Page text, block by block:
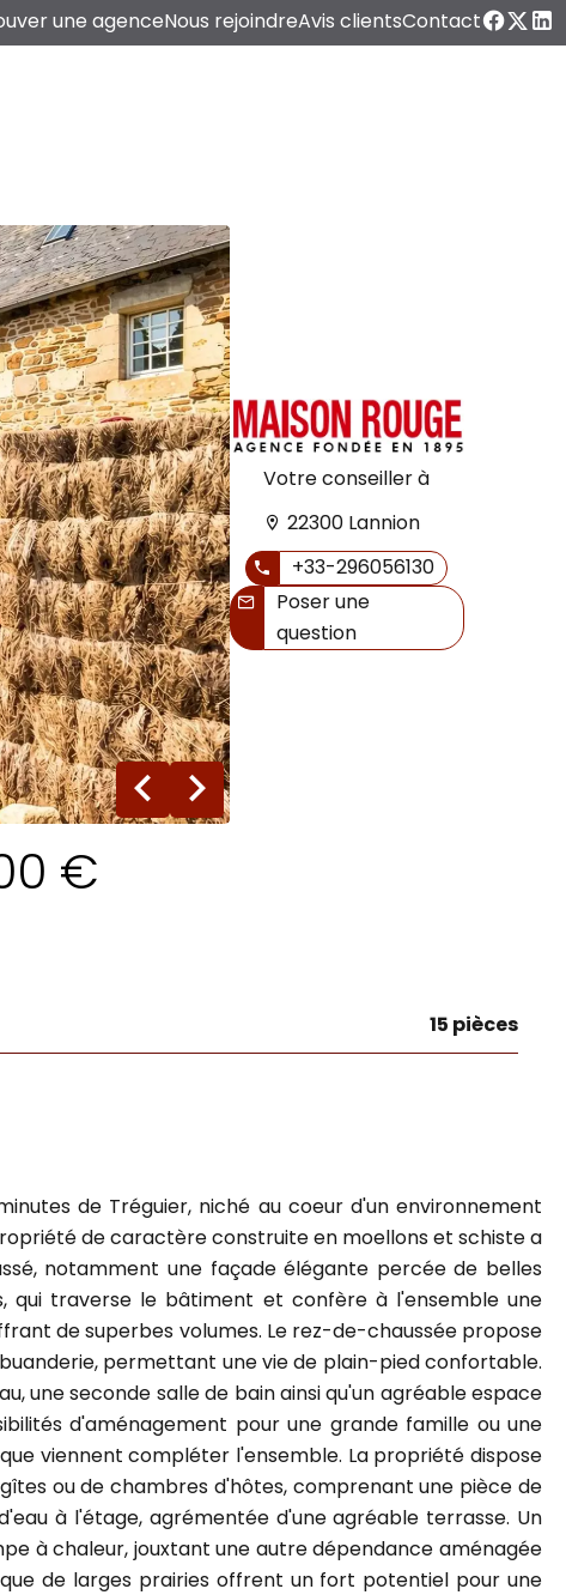
une agenceNous rejoindreAvis clientsContact
Votre conseiller à
22300 Lannion
+33-296056130
Poser une
question
€
15 pièces
de Tréguier, niché au coeur d'un environnement
de caractère construite en moellons et schiste a
notamment une façade élégante percée de belles
qui traverse le bâtiment et confère à l'ensemble une
de superbes volumes. Le rez-de-chaussée propose
permettant une vie de plain-pied confortable.
une seconde salle de bain ainsi qu'un agréable espace
d'aménagement pour une grande famille ou une
viennent compléter l'ensemble. La propriété dispose
ou de chambres d'hôtes, comprenant une pièce de
à l'étage, agrémentée d'une agréable terrasse. Un
à chaleur, jouxtant une autre dépendance aménagée
de larges prairies offrent un fort potentiel pour une